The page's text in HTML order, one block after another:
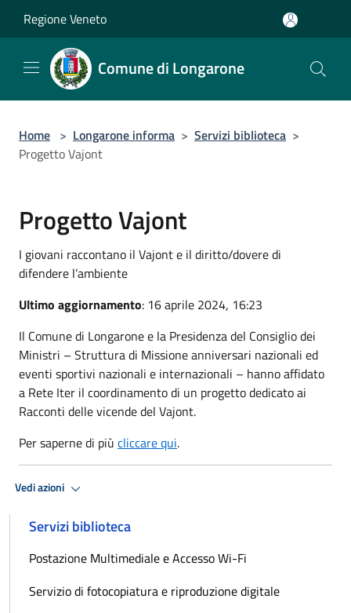
Regione Veneto
Comune di Longarone
Home > Longarone informa > Servizi biblioteca >
Progetto Vajont
Progetto Vajont
I giovani raccontano il Vajont e il diritto/dovere di
difendere l’ambiente
Ultimo aggiornamento: 16 aprile 2024, 16:23
Il Comune di Longarone e la Presidenza del Consiglio dei
Ministri – Struttura di Missione anniversari nazionali ed
eventi sportivi nazionali e internazionali – hanno affidato
a Rete Iter il coordinamento di un progetto dedicato ai
Racconti delle vicende del Vajont.
Per saperne di più cliccare qui.
Vedi azioni
Servizi biblioteca
Postazione Multimediale e Accesso Wi-Fi
Servizio di fotocopiatura e riproduzione digitale